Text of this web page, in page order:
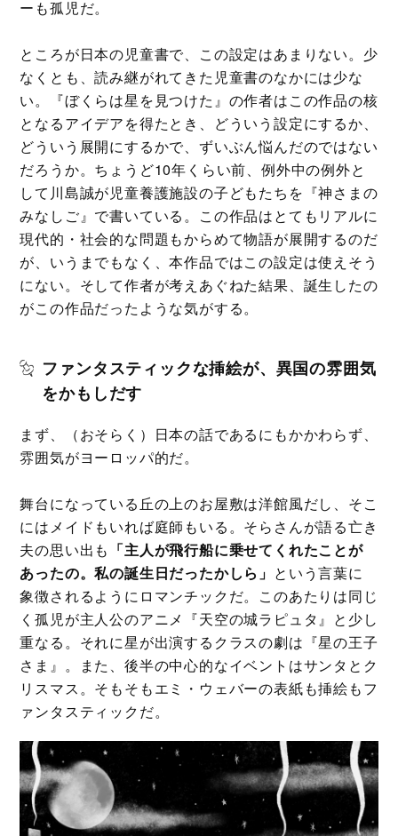
ーも孤児だ。
ところが日本の児童書で、この設定はあまりない。少
なくとも、読み継がれてきた児童書のなかには少な
い。『ぼくらは星を見つけた』の作者はこの作品の核
となるアイデアを得たとき、どういう設定にするか、
どういう展開にするかで、ずいぶん悩んだのではない
だろうか。ちょうど10年くらい前、例外中の例外と
して川島誠が児童養護施設の子どもたちを『神さまの
みなしご』で書いている。この作品はとてもリアルに
現代的・社会的な問題もからめて物語が展開するのだ
が、いうまでもなく、本作品ではこの設定は使えそう
にない。そして作者が考えあぐねた結果、誕生したの
がこの作品だったような気がする。
ファンタスティックな挿絵が、異国の雰囲気
をかもしだす
まず、（おそらく）日本の話であるにもかかわらず、
雰囲気がヨーロッパ的だ。
舞台になっている丘の上のお屋敷は洋館風だし、そこ
にはメイドもいれば庭師もいる。そらさんが語る亡き
夫の思い出も 「主人が飛行船に乗せてくれたことが
あったの。私の誕生日だったかしら」 という言葉に
象徴されるようにロマンチックだ。このあたりは同じ
く孤児が主人公のアニメ『天空の城ラピュタ』と少し
重なる。それに星が出演するクラスの劇は『星の王子
さま』。また、後半の中心的なイベントはサンタとク
リスマス。そもそもエミ・ウェバーの表紙も挿絵もフ
ァンタスティックだ。